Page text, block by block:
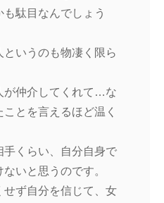
駄目なんでしょう
いうのも物凄く限ら
が仲介してくれて…な
とを言えるほど温く
手くらい、自分自身で
いと思うのです。
ず自分を信じて、女